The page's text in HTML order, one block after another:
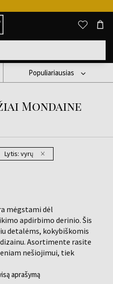
Vyriški Laikrodžiai Mondaine
Mondaine
Populiariausias
Lytis: vyrų
mėgstami dėl
apdirbimo derinio. Šis
detalėms, kokybiškomis
Asortimente rasite
nešiojimui, tiek
aprašymą